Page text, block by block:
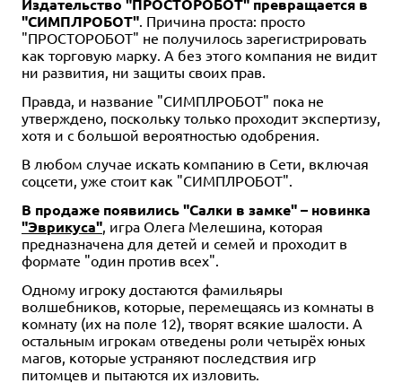
"СИМПЛРОБОТ" . Причина проста: просто
"ПРОСТОРОБОТ" не получилось зарегистрировать
как торговую марку. А без этого компания не видит
ни развития, ни защиты своих прав.
Правда, и название "СИМПЛРОБОТ" пока не
утверждено, поскольку только проходит экспертизу,
хотя и с большой вероятностью одобрения.
В любом случае искать компанию в Сети, включая
соцсети, уже стоит как "СИМПЛРОБОТ".
В продаже появились "Салки в замке" – новинка
"Эврикуса" , игра Олега Мелешина, которая
предназначена для детей и семей и проходит в
формате "один против всех".
Одному игроку достаются фамильяры
волшебников, которые, перемещаясь из комнаты в
комнату (их на поле 12), творят всякие шалости. А
остальным игрокам отведены роли четырёх юных
магов, которые устраняют последствия игр
питомцев и пытаются их изловить.